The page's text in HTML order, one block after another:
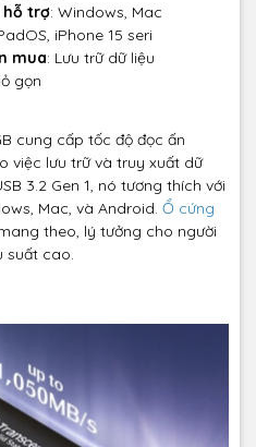
hỗ trợ: Windows, Mac
iPhone 15 seri
mua: Lưu trữ dữ liệu
gọn
cung cấp tốc độ đọc ấn
việc lưu trữ và truy xuất dữ
3.2 Gen 1, nó tương thích với
Mac, và Android. Ổ cứng
theo, lý tưởng cho người
suất cao.